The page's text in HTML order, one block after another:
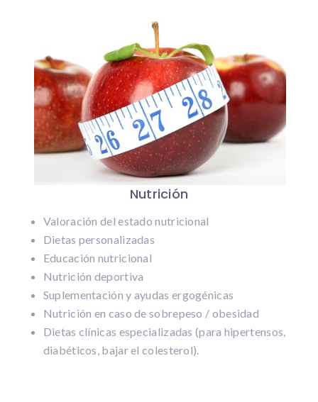
Nutrición
Valoración del estado nutricional
Dietas personalizadas
Educación nutricional
Nutrición deportiva
Suplementación y ayudas ergogénicas
Nutrición en caso de sobrepeso / obesidad
Dietas clínicas especializadas (para hipertensos,
diabéticos, bajar el colesterol).